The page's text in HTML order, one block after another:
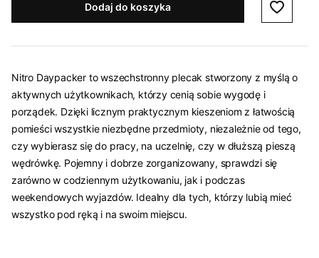
Dodaj do koszyka
Nitro Daypacker to wszechstronny plecak stworzony z myślą o
aktywnych użytkownikach, którzy cenią sobie wygodę i
porządek. Dzięki licznym praktycznym kieszeniom z łatwością
pomieści wszystkie niezbędne przedmioty, niezależnie od tego,
czy wybierasz się do pracy, na uczelnię, czy w dłuższą pieszą
wędrówkę. Pojemny i dobrze zorganizowany, sprawdzi się
zarówno w codziennym użytkowaniu, jak i podczas
weekendowych wyjazdów. Idealny dla tych, którzy lubią mieć
wszystko pod ręką i na swoim miejscu.